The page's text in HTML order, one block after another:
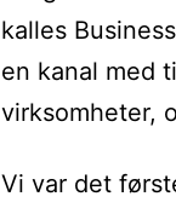
kalles
en kanal med
virksomheter,
Vi var det